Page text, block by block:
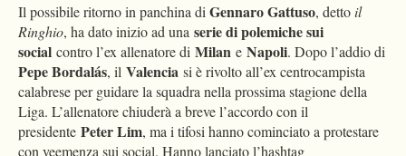
Il possibile ritorno in panchina diGennaro Gattuso, detto il
Ringhio, ha dato inizio ad una serie di polemiche sui
social contro l’ex allenatore di Milan e Napoli. Dopo l’addio di
Pepe Bordalás, il Valencia si è rivolto all’ex centrocampista
calabrese per guidare la squadra nella prossima stagione della
Liga. L’allenatore chiuderà a breve l’accordo con il
presidente Peter Lim, ma i tifosi hanno cominciato a protestare
con veemenza sui social. Hanno lanciato l’hashtag